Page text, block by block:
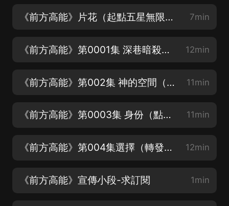
《前方高能》片花（起點五星無限流神作，歡迎訂閱收聽） 7min
《前方高能》第0001集 深巷暗殺（無限流神作，歡迎訂閱點讚贏福利！） 12min
《前方高能》第002集 神的空間（無限流神作，歡迎訂閱點讚贏福利！） 11min
《前方高能》第0003集 身份（點擊過百萬，爆更3集） 11min
《前方高能》第004集選擇（轉發專輯，集讚送紅包） 12min
《前方高能》宣傳小段-求訂閱 1min